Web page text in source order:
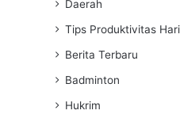
Daerah
Tips Produktivitas
Berita Terbaru
Badminton
Hukrim